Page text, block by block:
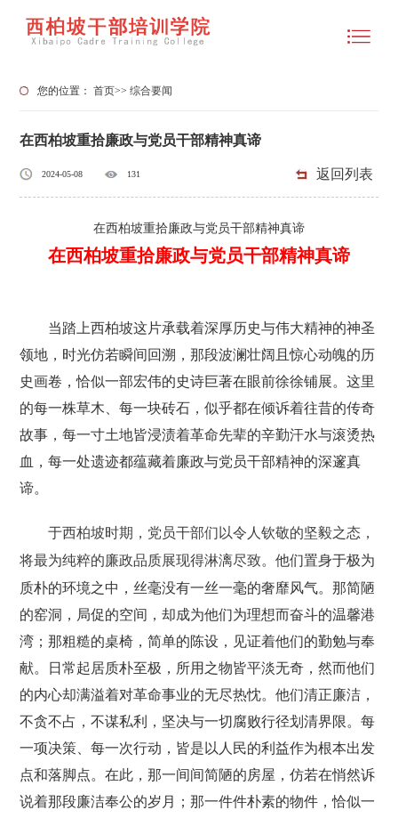
您的位置：首页>>综合要闻
在西柏坡重拾廉政与党员干部精神真谛
2024-05-08 131 返回列表
在西柏坡重拾廉政与党员干部精神真谛
在西柏坡重拾廉政与党员干部精神真谛
当踏上西柏坡这片承载着深厚历史与伟大精神的神圣
领地，时光仿若瞬间回溯，那段波澜壮阔且惊心动魄的历
史画卷，恰似一部宏伟的史诗巨著在眼前徐徐铺展。这里
的每一株草木、每一块砖石，似乎都在倾诉着往昔的传奇
故事，每一寸土地皆浸渍着革命先辈的辛勤汗水与滚烫热
血，每一处遗迹都蕴藏着廉政与党员干部精神的深邃真
谛。
于西柏坡时期，党员干部们以令人钦敬的坚毅之态，
将最为纯粹的廉政品质展现得淋漓尽致。他们置身于极为
质朴的环境之中，丝毫没有一丝一毫的奢靡风气。那简陋
的窑洞，局促的空间，却成为他们为理想而奋斗的温馨港
湾；那粗糙的桌椅，简单的陈设，见证着他们的勤勉与奉
献。日常起居质朴至极，所用之物皆平淡无奇，然而他们
的内心却满溢着对革命事业的无尽热忱。他们清正廉洁，
不贪不占，不谋私利，坚决与一切腐败行径划清界限。每
一项决策、每一次行动，皆是以人民的利益作为根本出发
点和落脚点。在此，那一间间简陋的房屋，仿若在悄然诉
说着那段廉洁奉公的岁月；那一件件朴素的物件，恰似一